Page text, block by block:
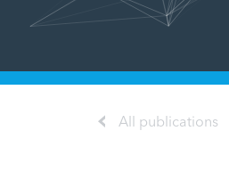
All publications